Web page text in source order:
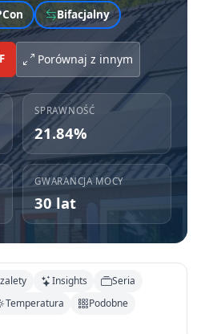
Bifacjalny
Porównaj z innym
SPRAWNOŚĆ
21.84%
GWARANCJA MOCY
30 lat
Insights
Seria
Temperatura
Podobne